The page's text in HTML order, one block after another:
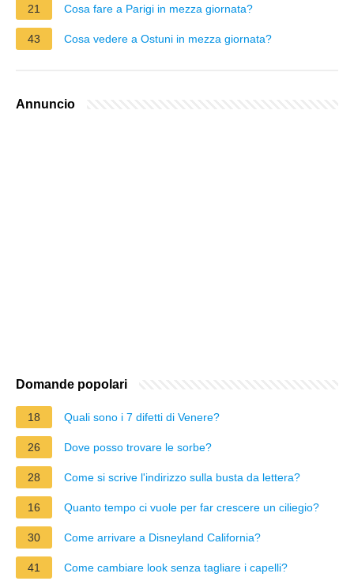
21 Cosa fare a Parigi in mezza giornata?
43 Cosa vedere a Ostuni in mezza giornata?
Annuncio
Domande popolari
18 Quali sono i 7 difetti di Venere?
26 Dove posso trovare le sorbe?
28 Come si scrive l'indirizzo sulla busta da lettera?
16 Quanto tempo ci vuole per far crescere un ciliegio?
30 Come arrivare a Disneyland California?
41 Come cambiare look senza tagliare i capelli?